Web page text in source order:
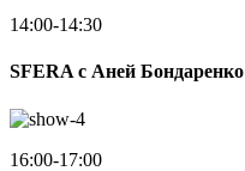
14:00-14:30
SFERA с Аней Бондаренко
16:00-17:00